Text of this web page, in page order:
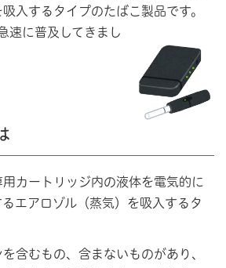
入するタイプのたばこ製品です。
速に普及してきまし
カートリッジ内の液体を電気的に
エアロゾル（蒸気）を吸入するタ
含むもの、含まないものがあり、